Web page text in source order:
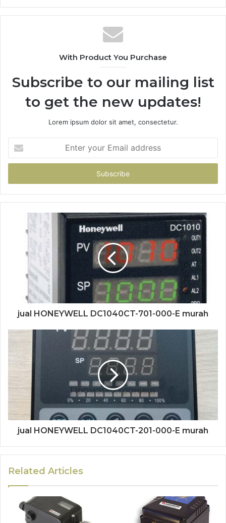
With Product You Purchase
Subscribe to our mailing list
to get the new updates!
Lorem ipsum dolor sit amet, consectetur.
your
Email
jual HONEYWELL DC1040CT-701-000-E murah
jual HONEYWELL DC1040CT-201-000-E murah
Related Articles